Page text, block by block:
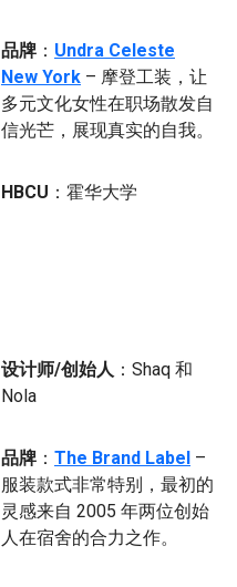
品牌 ： Undra Celeste
New York – 摩登工装，让
多元文化女性在职场散发自
信光芒，展现真实的自我。
HBCU ：霍华大学
设计师/创始人 ：Shaq 和
Nola
品牌 ： The Brand Label –
服装款式非常特别，最初的
灵感来自 2005 年两位创始
人在宿舍的合力之作。